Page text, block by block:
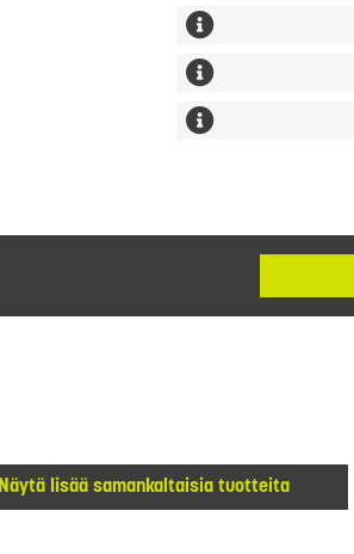
Näytä lisää samankaltaisia tuotteita